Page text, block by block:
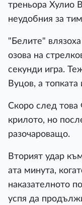
треньора Хулио
неудобния за
"Белите"
озова на
секунди игра.
Вуцов, а топката
Скоро след
крилото, но
разочароващо.
Вторият удар
ата минута,
наказателното
успя да